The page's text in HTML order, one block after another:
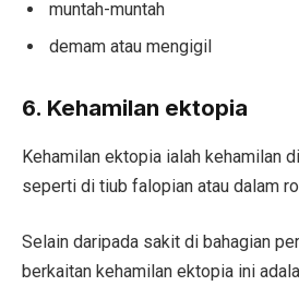
muntah-muntah
demam atau mengigil
6. Kehamilan ektopia
Kehamilan ektopia ialah kehamilan
seperti di tiub falopian atau dalam
Selain daripada sakit di bahagian
berkaitan kehamilan ektopia ini